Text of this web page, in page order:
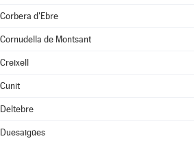
Corbera d'Ebre
Cornudella de Montsant
Creixell
Cunit
Deltebre
Duesaigües